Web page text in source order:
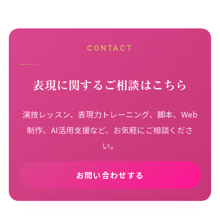
CONTACT
表現に関するご相談はこちら
演技レッスン、表現力トレーニング、脚本、Web
制作、AI活用支援など、お気軽にご相談くださ
い。
お問い合わせする